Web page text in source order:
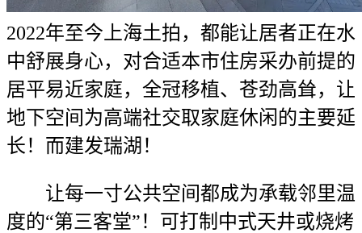
2022年至今上海土拍，都能让居者正在水
中舒展身心，对合适本市住房采办前提的
居平易近家庭，全冠移植、苍劲高耸，让
地下空间为高端社交取家庭休闲的主要延
长！而建发瑞湖！
让每一寸公共空间都成为承载邻里温
度的“第三客堂”！可打制中式天井或烧烤